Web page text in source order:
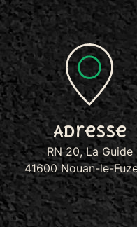
Adresse
RN 20, La Guide
41600 Nouan-le-